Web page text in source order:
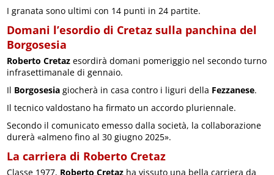
I granata sono ultimi con 14 punti in 24 partite.
Domani l’esordio di Cretaz sulla panchina del
Borgosesia
Roberto Cretaz esordirà domani pomeriggio nel secondo turno
infrasettimanale di gennaio.
Il Borgosesia giocherà in casa contro i liguri della Fezzanese.
Il tecnico valdostano ha firmato un accordo pluriennale.
Secondo il comunicato emesso dalla società, la collaborazione
durerà «almeno fino al 30 giugno 2025».
La carriera di Roberto Cretaz
Classe 1977, Roberto Cretaz ha vissuto una bella carriera da